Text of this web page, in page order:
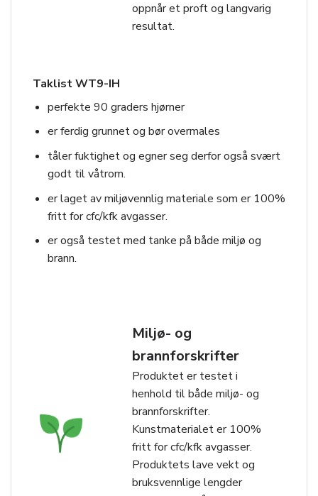
oppnår et proft og langvarig
resultat.
Taklist WT9-IH
perfekte 90 graders hjørner
er ferdig grunnet og bør overmales
tåler fuktighet og egner seg derfor også svært
godt til våtrom.
er laget av miljøvennlig materiale som er 100%
fritt for cfc/kfk avgasser.
er også testet med tanke på både miljø og
brann.
Miljø- og
brannforskrifter
Produktet er testet i
henhold til både miljø- og
brannforskrifter.
Kunstmaterialet er 100%
fritt for cfc/kfk avgasser.
Produktets lave vekt og
bruksvennlige lengder